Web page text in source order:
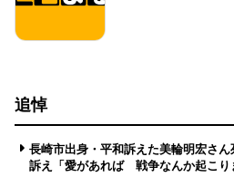
追悼
長崎市出身・平和訴えた美輪明宏さ
訴え「愛があれば 戦争なんか起こり